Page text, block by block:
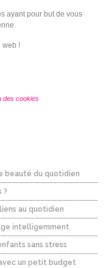
ayant pour but de vous
web !
des cookies
beauté du quotidien
?
au quotidien
intelligemment
sans stress
un petit budget